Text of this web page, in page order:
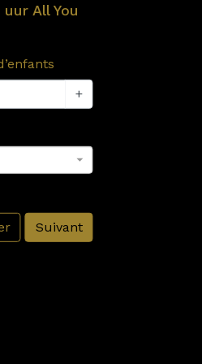
All You
+
Suivant